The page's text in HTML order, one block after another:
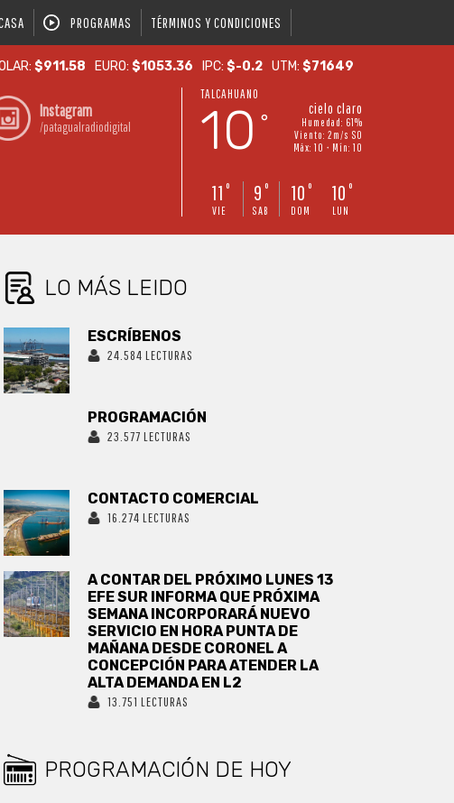
PROGRAMAS TÉRMINOS Y CONDICIONES
$911.58 EURO:$1053.36 IPC:$-0.2 UTM:$71649
Instagram
/patagualradiodigital
TALCAHUANO
10 °
cielo claro
Humedad: 61%
Viento: 2m/s SO
Máx: 10 • Mín: 10
11 °
VIE
9 °
SAB
10 °
DOM
10 °
LUN
LO MÁS LEIDO
ESCRÍBENOS
24.584 LECTURAS
PROGRAMACIÓN
23.577 LECTURAS
CONTACTO COMERCIAL
16.274 LECTURAS
A CONTAR DEL PRÓXIMO LUNES 13
EFE SUR INFORMA QUE PRÓXIMA
SEMANA INCORPORARÁ NUEVO
SERVICIO EN HORA PUNTA DE
MAÑANA DESDE CORONEL A
CONCEPCIÓN PARA ATENDER LA
ALTA DEMANDA EN L2
13.751 LECTURAS
PROGRAMACIÓN DE HOY